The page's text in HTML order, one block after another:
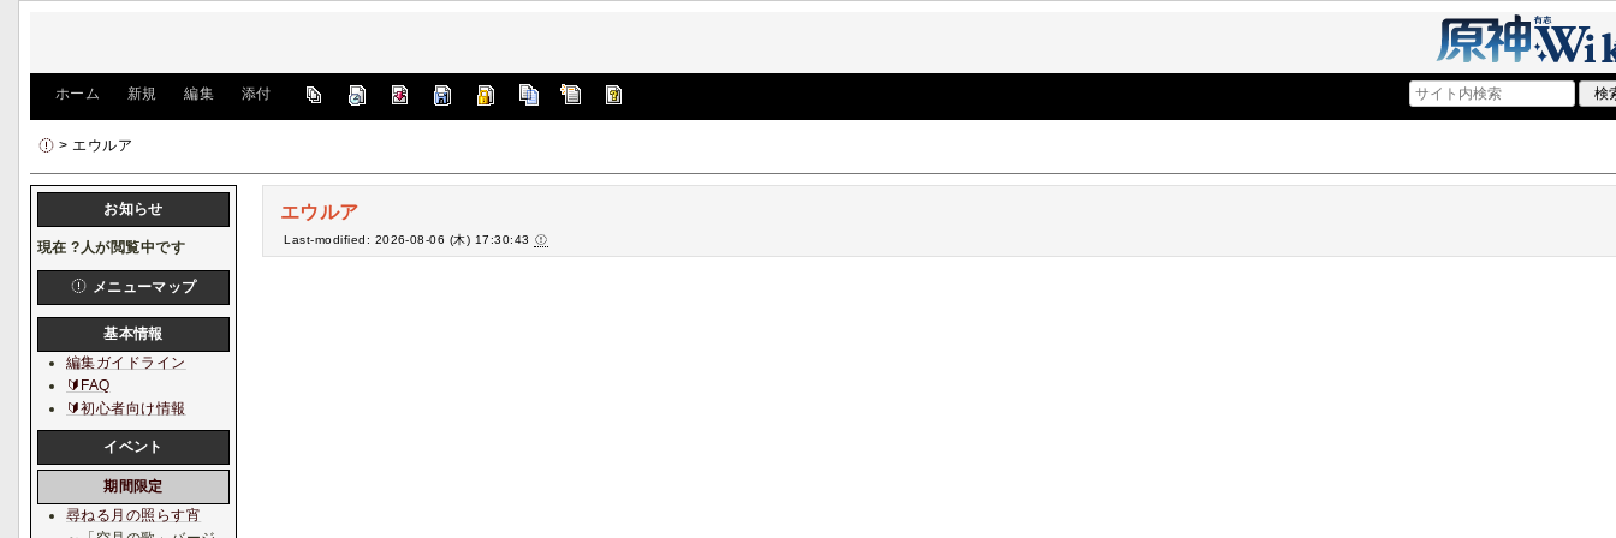
ホーム 新規 編集 添付
> エウルア
エウルア
Last-modified: 2026-08-06 (木) 17:30:43
お知らせ
現在?人が閲覧中です
メニューマップ
基本情報
編集ガイドライン
🔰FAQ
🔰初心者向け情報
イベント
期間限定
尋ねる月の照らす宵